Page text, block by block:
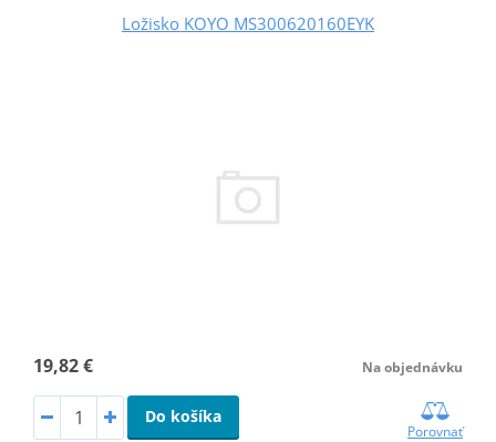
Ložisko KOYO MS300620160EYK
19,82 € Na objednávku
Do košíka
Porovnať